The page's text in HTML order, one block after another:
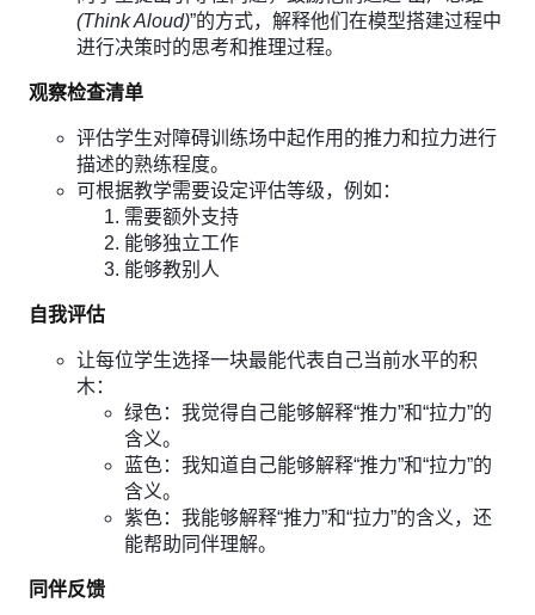
(Think Aloud)”的方式，解释他们在模型搭建过程中
进行决策时的思考和推理过程。
观察检查清单
评估学生对障碍训练场中起作用的推力和拉力进行
描述的熟练程度。
可根据教学需要设定评估等级，例如：
需要额外支持
能够独立工作
能够教别人
自我评估
让每位学生选择一块最能代表自己当前水平的积
木：
绿色：我觉得自己能够解释“推力”和“拉力”的
含义。
蓝色：我知道自己能够解释“推力”和“拉力”的
含义。
紫色：我能够解释“推力”和“拉力”的含义，还
能帮助同伴理解。
同伴反馈